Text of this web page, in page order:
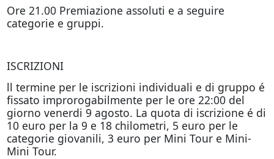
Ore 21.00 Premiazione assoluti e a seguire
categorie e gruppi.
ISCRIZIONI
ll termine per le iscrizioni individuali e di gruppo é
fissato improrogabilmente per le ore 22:00 del
giorno venerdi 9 agosto. La quota di iscrizione é di
10 euro per la 9 e 18 chilometri, 5 euro per le
categorie giovanili, 3 euro per Mini Tour e Mini-
Mini Tour.